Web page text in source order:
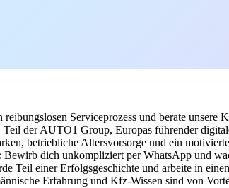
reibungslosen Serviceprozess und berate unsere
der AUTO1 Group, Europas führender
betriebliche Altersvorsorge und ein
Bewirb dich unkompliziert per WhatsApp und
Teil einer Erfolgsgeschichte und arbeite in
Erfahrung und Kfz-Wissen sind von